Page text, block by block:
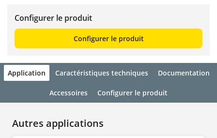
Configurer le produit
Configurer le produit
Application Caractéristiques techniques Documentation
Accessoires Configurer le produit
Autres applications